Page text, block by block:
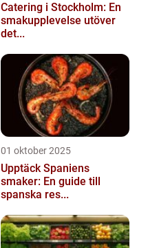
Catering i Stockholm: En
smakupplevelse utöver
det...
01 oktober 2025
Upptäck Spaniens
smaker: En guide till
spanska res...